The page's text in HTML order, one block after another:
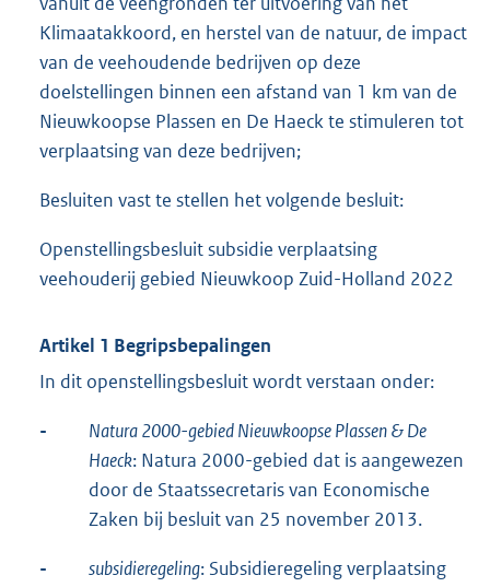
Klimaatakkoord, en herstel van de natuur, de impact
van de veehoudende bedrijven op deze
doelstellingen binnen een afstand van 1 km van de
Nieuwkoopse Plassen en De Haeck te stimuleren tot
verplaatsing van deze bedrijven;
Besluiten vast te stellen het volgende besluit:
Openstellingsbesluit subsidie verplaatsing
veehouderij gebied Nieuwkoop Zuid-Holland 2022
Artikel 1 Begripsbepalingen
In dit openstellingsbesluit wordt verstaan onder:
-
Natura 2000-gebied Nieuwkoopse Plassen & De
Haeck: Natura 2000-gebied dat is aangewezen
door de Staatssecretaris van Economische
Zaken bij besluit van 25 november 2013.
- subsidieregeling: Subsidieregeling verplaatsing